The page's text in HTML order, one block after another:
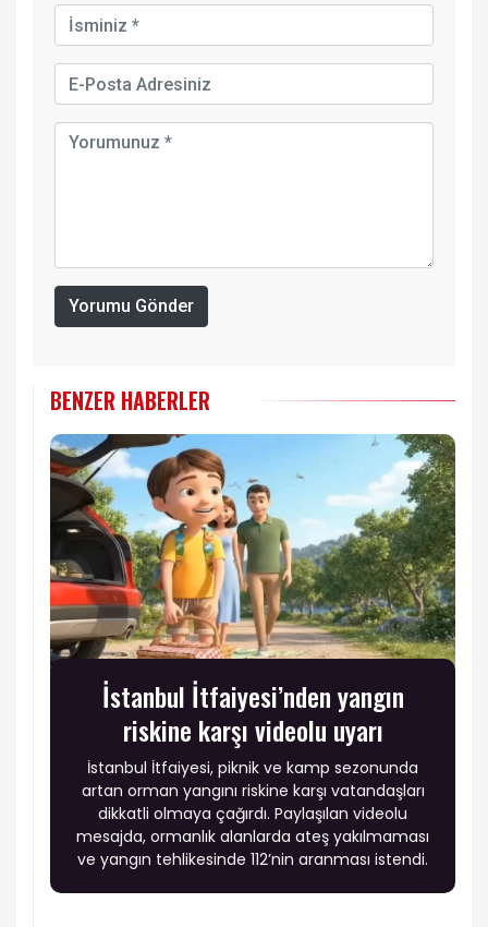
Yorumu Gönder
BENZER HABERLER
İstanbul İtfaiyesi’nden yangın
riskine karşı videolu uyarı
İstanbul İtfaiyesi, piknik ve kamp sezonunda
artan orman yangını riskine karşı vatandaşları
dikkatli olmaya çağırdı. Paylaşılan videolu
mesajda, ormanlık alanlarda ateş yakılmaması
ve yangın tehlikesinde 112’nin aranması istendi.